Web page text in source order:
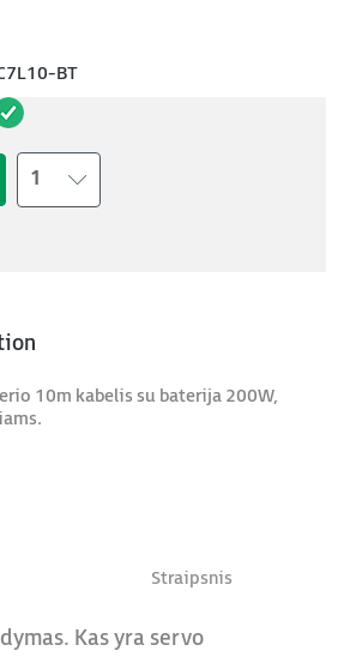
BT
1
10m kabelis su baterija 200W,
Straipsnis
Kas yra servo